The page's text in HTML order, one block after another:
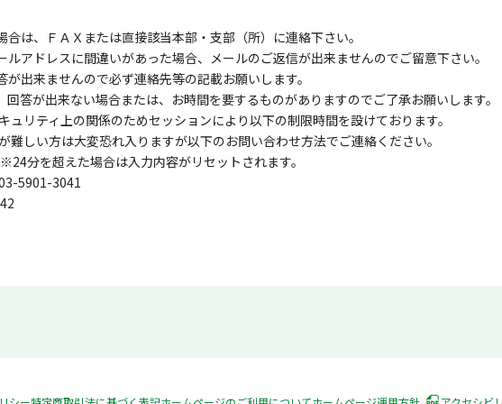
合は、ＦＡＸまたは直接該当本部・支部（所）に連絡下さい。
ルアドレスに間違いがあった場合、メールのご返信が出来ませんのでご留意下さい。
が出来ませんので必ず連絡先等の記載お願いします。
回答が出来ない場合または、お時間を要するものがありますのでご了承お願いします。
ュリティ上の関係のためセッションにより以下の制限時間を設けております。
難しい方は大変恐れ入りますが以下のお問い合わせ方法でご連絡ください。
分を超えた場合は入力内容がリセットされます。
5901-3041